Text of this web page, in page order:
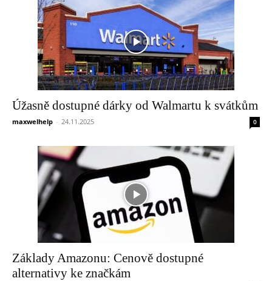
Úžasně dostupné dárky od Walmartu k svátkům
maxwelhelp - 24.11.2025 0
Základy Amazonu: Cenově dostupné
alternativy ke značkám